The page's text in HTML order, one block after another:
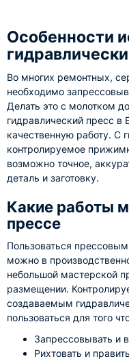
Особенности
Во многих ремонтных,
необходимо
Делать это с молотком
гидравлический пресс в
качественную работу. С
контролируемое
возможно точное,
деталь и заготовку.
Какие работы
прессе
Пользоваться
можно в
небольшой мастерской
размещении.
создаваемым
пользоваться для того
Запрессовывать и
Рихтовать и